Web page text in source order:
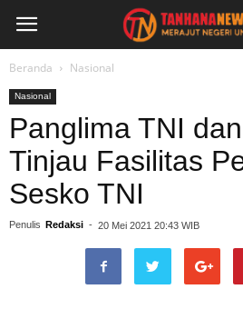
Beranda Nasional
Nasional
Panglima TNI
Tinjau Fasilitas
Sesko TNI
Penulis Redaksi - 20 Mei 2021 20:43 WIB